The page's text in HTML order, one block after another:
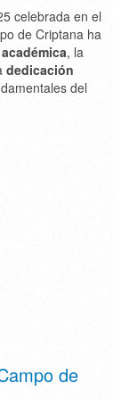
celebrada en el
de Criptana ha
, la
dedicación
del
de